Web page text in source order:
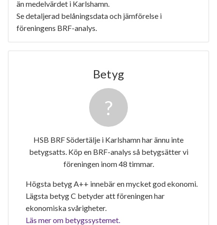
än medelvärdet i Karlshamn.
Se detaljerad belåningsdata och jämförelse i
föreningens BRF-analys.
Betyg
HSB BRF Södertälje i Karlshamn har ännu inte
betygsatts. Köp en BRF-analys så betygsätter vi
föreningen inom 48 timmar.
Högsta betyg A++ innebär en mycket god ekonomi.
Lägsta betyg C betyder att föreningen har
ekonomiska svårigheter.
Läs mer om betygssystemet.